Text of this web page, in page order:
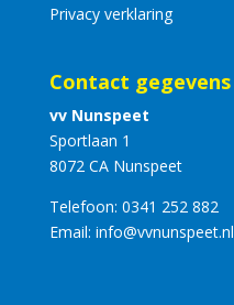
Privacy verklaring
Contact gegevens
vv Nunspeet
Sportlaan 1
8072 CA Nunspeet
Telefoon: 0341 252 882
Email: info@vvnunspeet.nl